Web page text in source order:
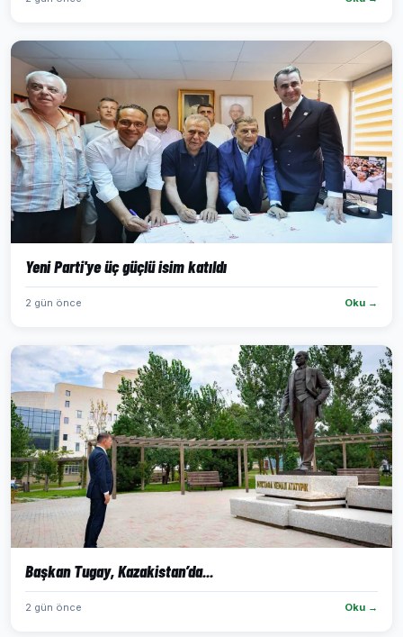
Yeni Parti'ye üç güçlü isim katıldı
2 gün önce Oku →
Başkan Tugay, Kazakistan’da...
2 gün önce Oku →